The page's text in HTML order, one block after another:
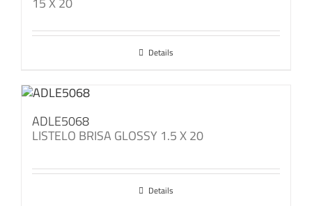
Details
ADLE5068
LISTELO BRISA GLOSSY 1.5 X 20
Details